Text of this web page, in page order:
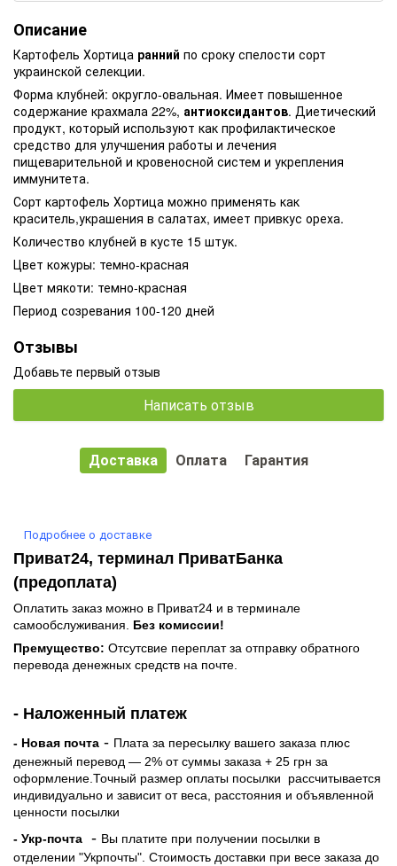
Описание
Картофель Хортица ранний по сроку спелости сорт
украинской селекции.
Форма клубней: округло-овальная. Имеет повышенное
содержание крахмала 22%, антиоксидантов. Диетический
продукт, который используют как профилактическое
средство для улучшения работы и лечения
пищеварительной и кровеносной систем и укрепления
иммунитета.
Сорт картофель Хортица можно применять как
краситель,украшения в салатах, имеет привкус ореха.
Количество клубней в кусте 15 штук.
Цвет кожуры: темно-красная
Цвет мякоти: темно-красная
Период созревания 100-120 дней
Отзывы
Добавьте первый отзыв
Написать отзыв
Доставка Оплата Гарантия
Подробнее о доставке
Приват24, терминал ПриватБанка
(предоплата)
Оплатить заказ можно в Приват24 и в терминале
самообслуживания. Без комиссии!
Премущество: Отсутсвие переплат за отправку обратного
перевода денежных средств на почте.
- Наложенный платеж
- Новая почта - Плата за пересылку вашего заказа плюс
денежный перевод — 2% от суммы заказа + 25 грн за
оформление.Точный размер оплаты посылки рассчитывается
индивидуально и зависит от веса, расстояния и объявленной
ценности посылки
- Укр-почта
- Вы платите при получении посылки в
отделении "Укрпочты". Стоимость доставки при весе заказа до